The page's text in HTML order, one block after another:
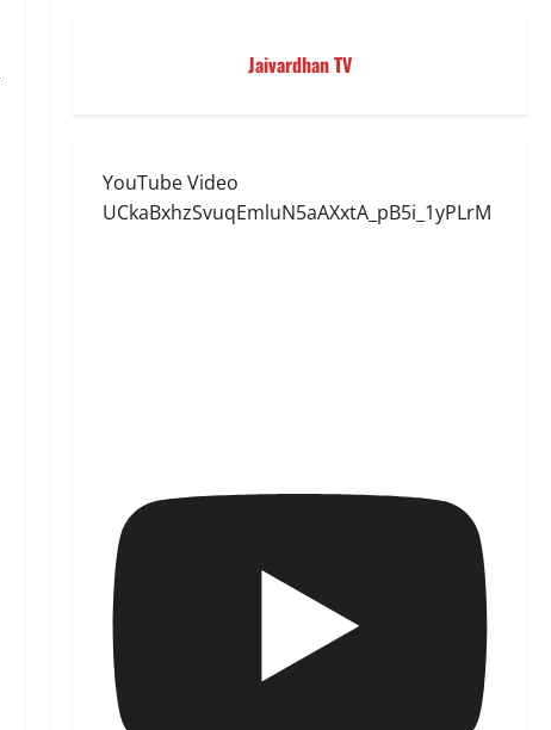
Jaivardhan TV
YouTube Video
UCkaBxhzSvuqEmluN5aAXxtA_pB5i_1yPLrM